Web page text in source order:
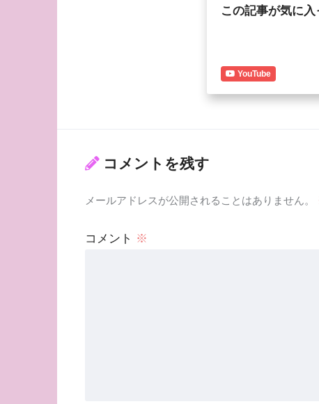
この記事が気に
YouTube
コメントを残す
メールアドレスが公開されることはありません。
コメント ※